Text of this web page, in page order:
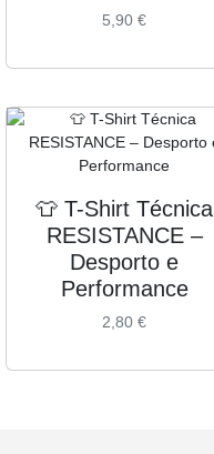
5,90 €
👕 T-Shirt Técnica
RESISTANCE –
Desporto e
Performance
2,80 €